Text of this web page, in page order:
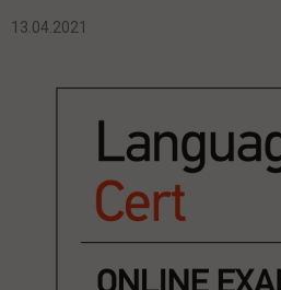
13.04.2021